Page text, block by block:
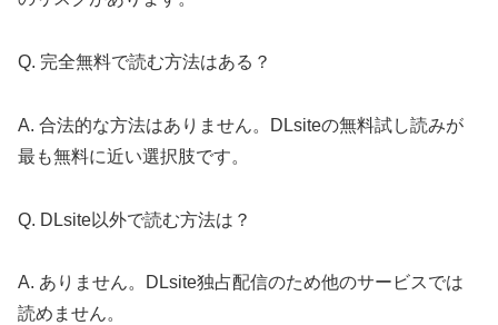
Q. 完全無料で読む方法はある？
A. 合法的な方法はありません。DLsiteの無料試し読みが
最も無料に近い選択肢です。
Q. DLsite以外で読む方法は？
A. ありません。DLsite独占配信のため他のサービスでは
読めません。